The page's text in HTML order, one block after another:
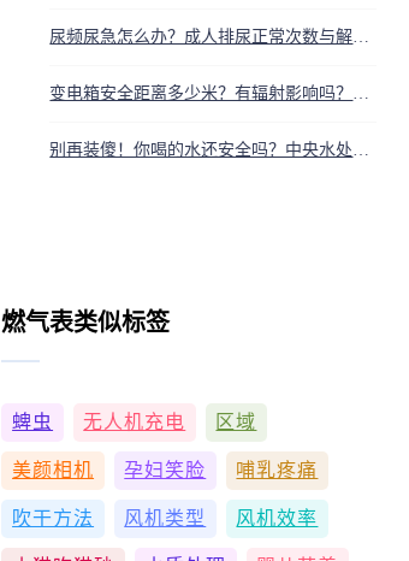
燃气表类似标签
蜱虫 无人机充电 区域
美颜相机 孕妇笑脸 哺乳疼痛
吹干方法 风机类型 风机效率